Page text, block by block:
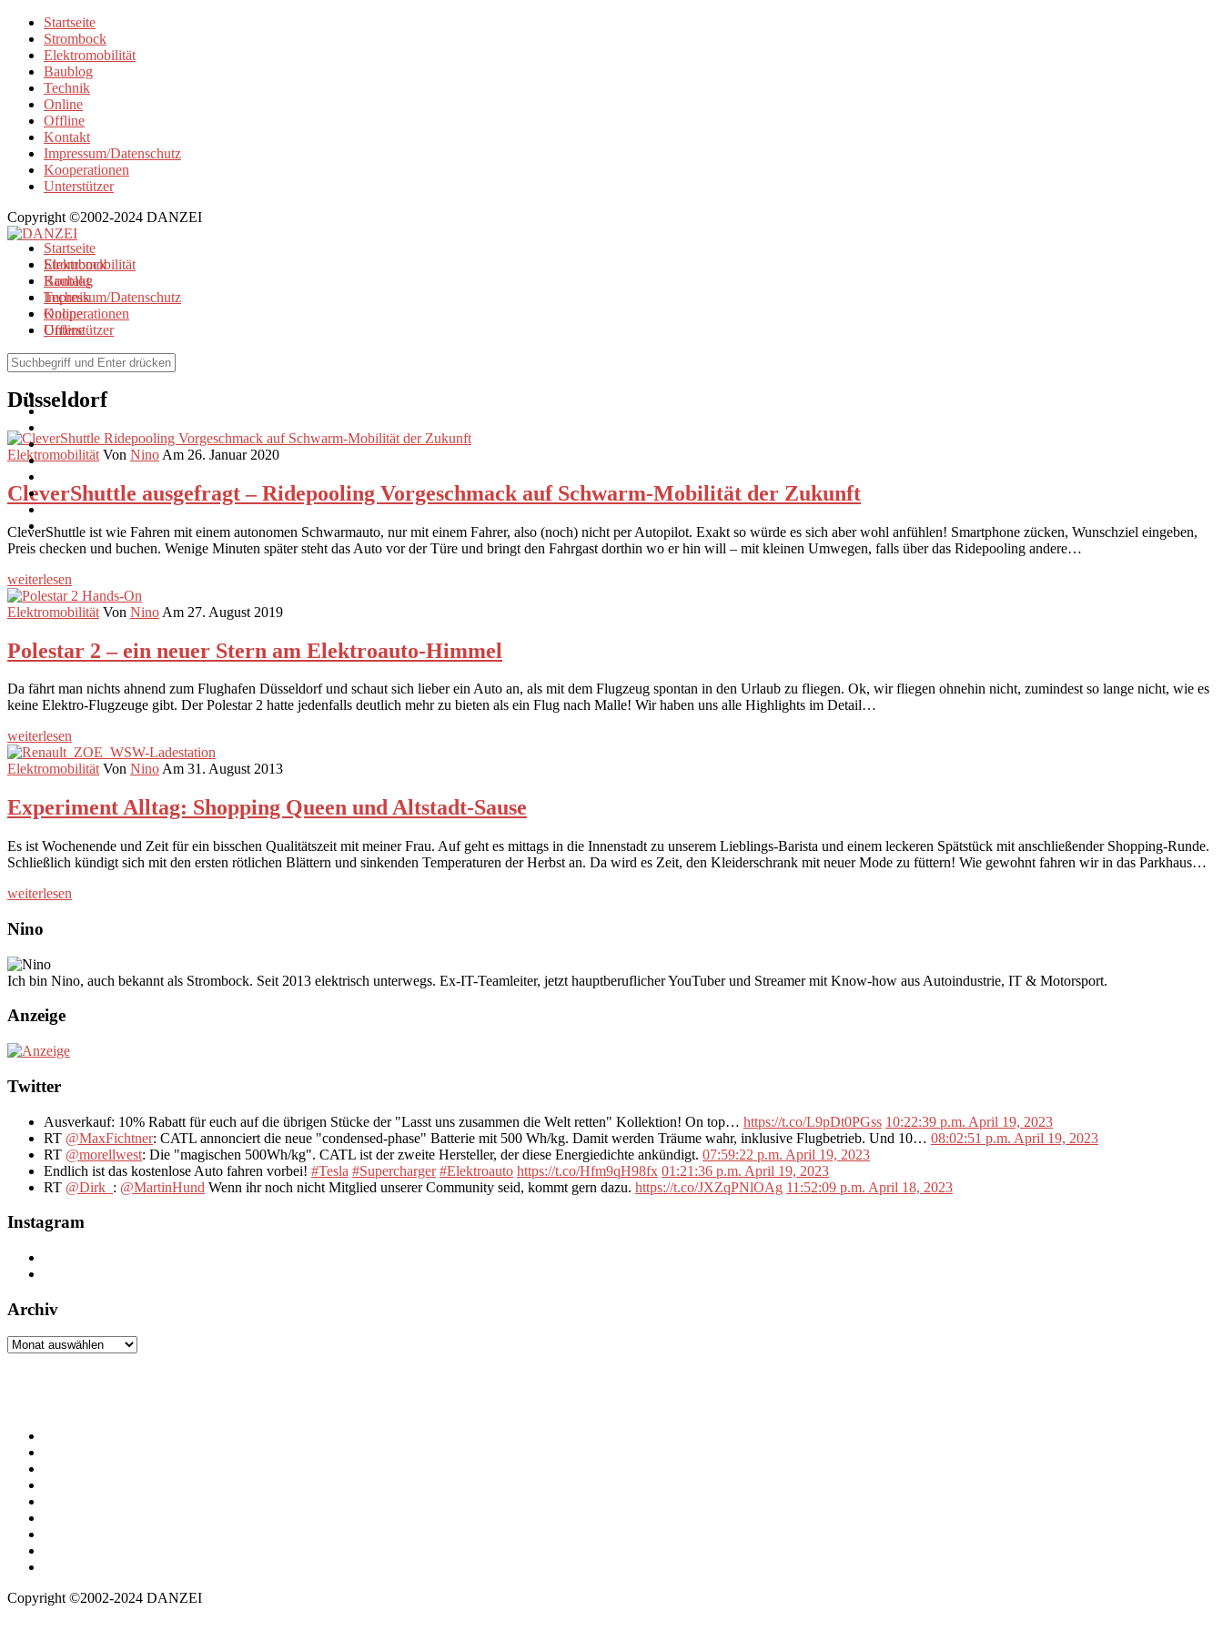
Startseite
Strombock
Elektromobilität
Baublog
Technik
Online
Offline
Kontakt
Impressum/Datenschutz
Kooperationen
Unterstützer
Copyright ©2002-2024 DANZEI
Startseite
Strombock
Kontakt
Impressum/Datenschutz
Kooperationen
Unterstützer
Elektromobilität
Baublog
Technik
Online
Offline
Browse Tag
Düsseldorf
Elektromobilität Von Nino Am 26. Januar 2020
CleverShuttle ausgefragt – Ridepooling Vorgeschmack auf Schwarm-Mobilität der Zukunft
CleverShuttle ist wie Fahren mit einem autonomen Schwarmauto, nur mit einem Fahrer, also (noch) nicht per Autopilot. Exakt so würde es sich aber wohl anfühlen! Smartphone zücken, Wunschziel eingeben,
Preis checken und buchen. Wenige Minuten später steht das Auto vor der Türe und bringt den Fahrgast dorthin wo er hin will – mit kleinen Umwegen, falls über das Ridepooling andere…
weiterlesen
Elektromobilität Von Nino Am 27. August 2019
Polestar 2 – ein neuer Stern am Elektroauto-Himmel
Da fährt man nichts ahnend zum Flughafen Düsseldorf und schaut sich lieber ein Auto an, als mit dem Flugzeug spontan in den Urlaub zu fliegen. Ok, wir fliegen ohnehin nicht, zumindest so lange nicht, wie es
keine Elektro-Flugzeuge gibt. Der Polestar 2 hatte jedenfalls deutlich mehr zu bieten als ein Flug nach Malle! Wir haben uns alle Highlights im Detail…
weiterlesen
Elektromobilität Von NinoAm 31. August 2013
Experiment Alltag: Shopping Queen und Altstadt-Sause
Es ist Wochenende und Zeit für ein bisschen Qualitätszeit mit meiner Frau. Auf geht es mittags in die Innenstadt zu unserem Lieblings-Barista und einem leckeren Spätstück mit anschließender Shopping-Runde.
Schließlich kündigt sich mit den ersten rötlichen Blättern und sinkenden Temperaturen der Herbst an. Da wird es Zeit, den Kleiderschrank mit neuer Mode zu füttern! Wie gewohnt fahren wir in das Parkhaus…
weiterlesen
Nino
Ich bin Nino, auch bekannt als Strombock. Seit 2013 elektrisch unterwegs. Ex-IT-Teamleiter, jetzt hauptberuflicher YouTuber und Streamer mit Know-how aus Autoindustrie, IT & Motorsport.
Anzeige
Twitter
Ausverkauf: 10% Rabatt für euch auf die übrigen Stücke der "Lasst uns zusammen die Welt retten" Kollektion! On top… https://t.co/L9pDt0PGss 10:22:39 p.m. April 19, 2023
RT @MaxFichtner: CATL annonciert die neue "condensed-phase" Batterie mit 500 Wh/kg. Damit werden Träume wahr, inklusive Flugbetrieb. Und 10… 08:02:51 p.m. April 19, 2023
RT @morellwest: Die "magischen 500Wh/kg". CATL ist der zweite Hersteller, der diese Energiedichte ankündigt. 07:59:22 p.m. April 19, 2023
Endlich ist das kostenlose Auto fahren vorbei! #Tesla #Supercharger #Elektroauto https://t.co/Hfm9qH98fx 01:21:36 p.m. April 19, 2023
RT @Dirk_ : @MartinHund Wenn ihr noch nicht Mitglied unserer Community seid, kommt gern dazu. https://t.co/JXZqPNlOAg 11:52:09 p.m. April 18, 2023
Instagram
Archiv
Archiv
Copyright ©2002-2024 DANZEI